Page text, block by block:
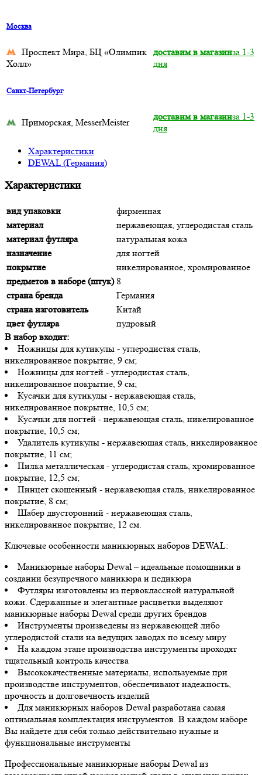
Москва
Проспект Мира, БЦ «Олимпик
Холл»
доставим в магазинза 1-3
дня
Санкт-Петербург
Приморская, MesserMeister
доставим в магазинза 1-3
дня
Характеристики
DEWAL (Германия)
Характеристики
вид упаковки
фирменная
материал
нержавеющая, углеродистая сталь
материал футляра
натуральная кожа
назначение
для ногтей
покрытие
никелированное, хромированное
предметов в наборе (штук) 8
страна бренда
Германия
страна изготовитель
Китай
цвет футляра
пудровый
В набор входит:
Ножницы для кутикулы - углеродистая сталь,
никелированное покрытие, 9 см;
Ножницы для ногтей - углеродистая сталь,
никелированное покрытие, 9 см;
Кусачки для кутикулы - нержавеющая сталь,
никелированное покрытие, 10,5 см;
Кусачки для ногтей - нержавеющая сталь, никелированное
покрытие, 10,5 см;
Удалитель кутикулы - нержавеющая сталь, никелированное
покрытие, 11 см;
Пилка металлическая - углеродистая сталь, хромированное
покрытие, 12,5 см;
Пинцет скошенный - нержавеющая сталь, никелированное
покрытие, 8 см;
Шабер двусторонний - нержавеющая сталь,
никелированное покрытие, 12 см.
Ключевые особенности маникюрных наборов DEWAL:
Маникюрные наборы Dewal – идеальные помощники в
создании безупречного маникюра и педикюра
Футляры изготовлены из первоклассной натуральной
кожи. Сдержанные и элегантные расцветки выделяют
маникюрные наборы Dewal среди других брендов
Инструменты произведены из нержавеющей либо
углеродистой стали на ведущих заводах по всему миру
На каждом этапе производства инструменты проходят
тщательный контроль качества
Высококачественные материалы, используемые при
производстве инструментов, обеспечивают надежность,
прочность и долговечность изделий
Для маникюрных наборов Dewal разработана самая
оптимальная комплектация инструментов. В каждом наборе
Вы найдете для себя только действительно нужные и
функциональные инструменты
Профессиональные маникюрные наборы Dewal из